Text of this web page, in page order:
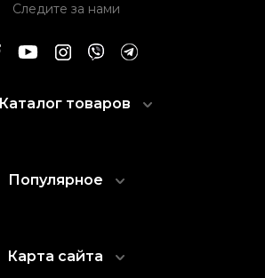
Следите за нами
Каталог товаров
Популярное
Карта сайта